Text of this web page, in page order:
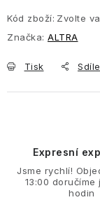
Kód zboží: Zvolte
Značka: ALTRA
Tisk
Expresní
Jsme rychlí!
13:00 doručíme
hodin